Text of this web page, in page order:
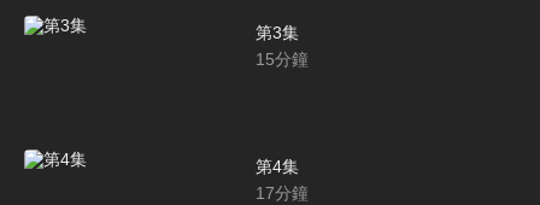
第3集
15分鐘
第4集
17分鐘